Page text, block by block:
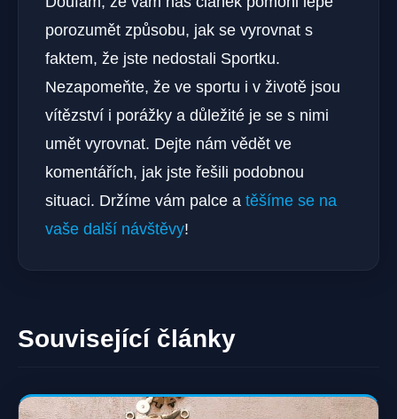
porozumět způsobu, jak se vyrovnat s
faktem, že jste nedostali Sportku.
Nezapomeňte, že ve sportu i v životě jsou
vítězství i porážky a důležité je se s nimi
umět vyrovnat. Dejte nám vědět ve
komentářích, jak jste řešili podobnou
situaci. Držíme vám palce a těšíme se na
vaše další návštěvy!
Související články